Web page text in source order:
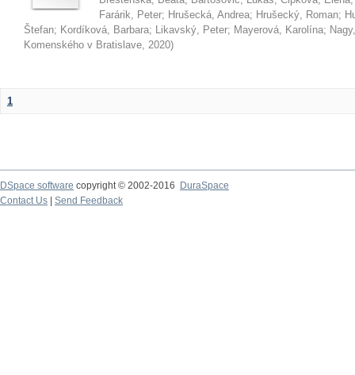
Farárik, Peter; Hrušecká, Andrea; Hrušecký, Roman;
Štefan; Kordíková, Barbara; Likavský, Peter; Mayerová, Karolína;
Komenského v Bratislave, 2020)
1
DSpace software copyright © 2002-2016
DuraSpace
Contact Us
Send Feedback